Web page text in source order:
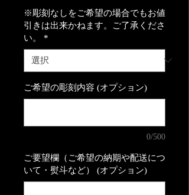
※彫刻なしをご希望の場合でもお値
引きは出来かねます。ご了承くださ
い。
*
ご希望の彫刻内容 (オプション)
0/500
ご要望欄（ご希望の納期や配送につ
いて・熨斗など） (オプション)